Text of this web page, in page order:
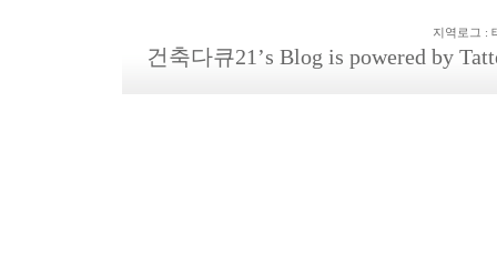
지역로그 :
건축다큐21 ’s Blog is powered by